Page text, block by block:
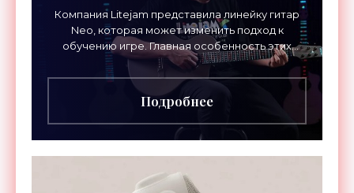
Компания Litejam представила линейку гитар
Neo, которая может изменить подход к
обучению игре. Главная особенность этих
инструментов – встроенная RGB-подсветка
грифа. Светодиоды
Подробнее